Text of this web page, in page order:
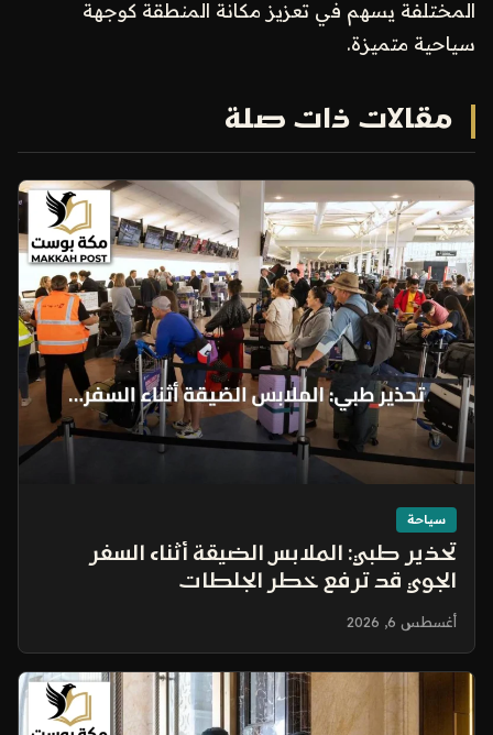
المختلفة يسهم في تعزيز مكانة المنطقة كوجهة
سياحية متميزة.
مقالات ذات صلة
سياحة
تحذير طبي: الملابس الضيقة أثناء السفر
الجوي قد ترفع خطر الجلطات
أغسطس 6, 2026